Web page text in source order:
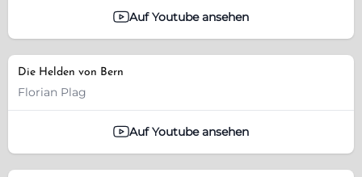
Auf Youtube ansehen
Die Helden von Bern
Florian Plag
Auf Youtube ansehen